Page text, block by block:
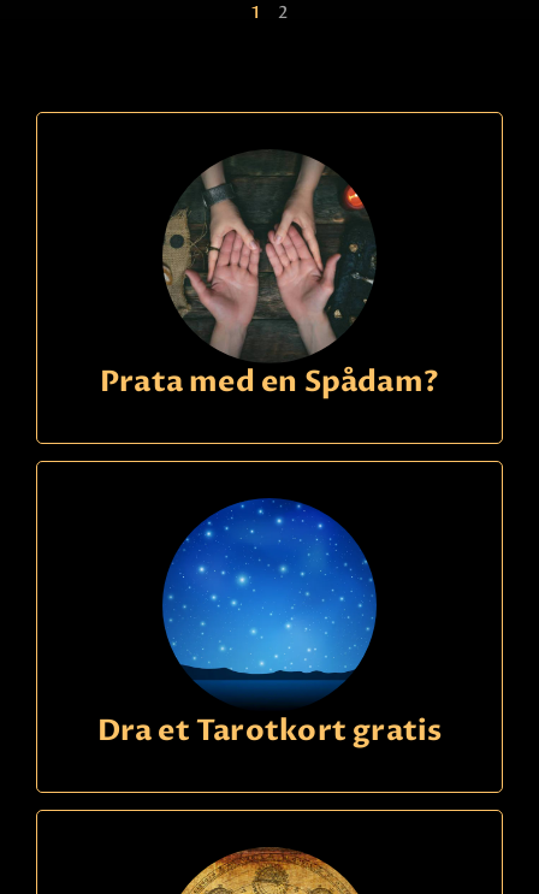
1 2
Prata med en Spådam?
Dra et Tarotkort gratis